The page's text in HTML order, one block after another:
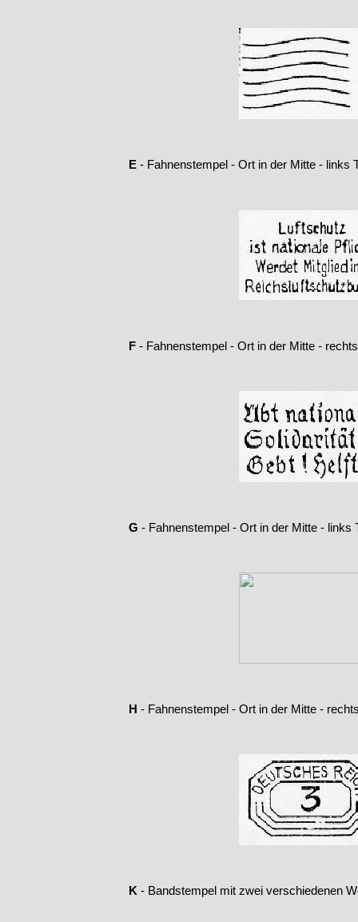
E - Fahnenstempel - Ort in der Mitte - links
F - Fahnenstempel - Ort in der Mitte -
G - Fahnenstempel - Ort in der Mitte - links
H - Fahnenstempel - Ort in der Mitte -
K - Bandstempel mit zwei verschiedenen